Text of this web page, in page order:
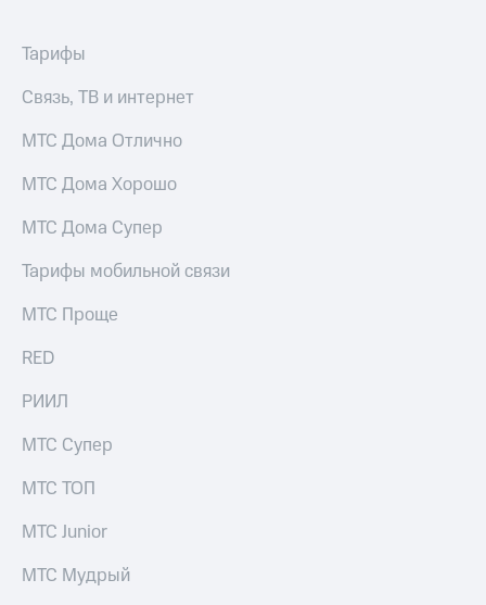
"МТС"
Собрания
Личный
акционера
капитал
и
Рынок
Порядок
выкупа
акций
Дивиденды
облигаций
Описание
Тарифы
Связь, ТВ и интернет
МТС Дома Отлично
МТС Дома Хорошо
МТС Дома Супер
Тарифы мобильной связи
МТС Проще
RED
РИИЛ
МТС Супер
МТС ТОП
МТС Junior
МТС Мудрый